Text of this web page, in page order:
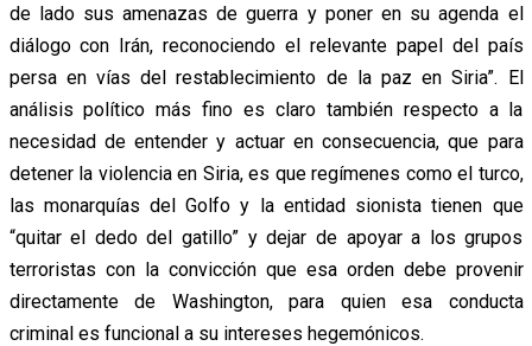
de lado sus amenazas de guerra y poner en su agenda el
diálogo con Irán, reconociendo el relevante papel del país
persa en vías del restablecimiento de la paz en Siria”. El
análisis político más fino es claro también respecto a la
necesidad de entender y actuar en consecuencia, que para
detener la violencia en Siria, es que regímenes como el turco,
las monarquías del Golfo y la entidad sionista tienen que
“quitar el dedo del gatillo” y dejar de apoyar a los grupos
terroristas con la convicción que esa orden debe provenir
directamente de Washington, para quien esa conducta
criminal es funcional a su intereses hegemónicos.